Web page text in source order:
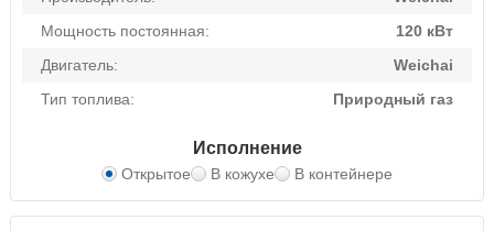
Мощность постоянная:
120 кВт
Двигатель:
Weichai
Тип топлива:
Природный газ
Исполнение
Открытое В кожухе В контейнере